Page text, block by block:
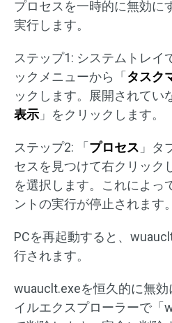
プロセスを一時的に無効に
実行します。
ステップ1: システムトレイ
ックメニューから「 タスク
ックします。展開されてい
表示 」をクリックします。
ステップ2: 「 プロセス 」タ
セスを見つけて右クリック
を選択します。これによっ
ントの実行が停止されます。
PCを再起動すると、
行されます。
wuauclt.exeを恒久的に無
イルエクスプローラーで「